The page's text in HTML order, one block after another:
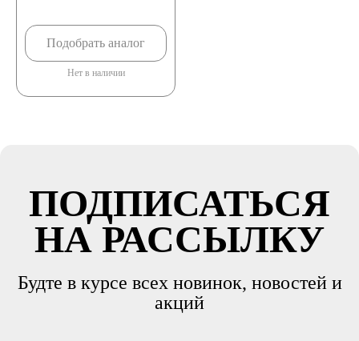
Подобрать аналог
Нет в наличии
ПОДПИСАТЬСЯ
НА РАССЫЛКУ
Будте в курсе всех новинок, новостей и
акций